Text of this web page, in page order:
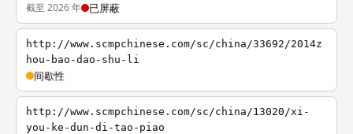
截至 2026 年 已屏蔽
http://www.scmpchinese.com/sc/china/33692/2014z
hou-bao-dao-shu-li
间歇性
http://www.scmpchinese.com/sc/china/13020/xi-
you-ke-dun-di-tao-piao